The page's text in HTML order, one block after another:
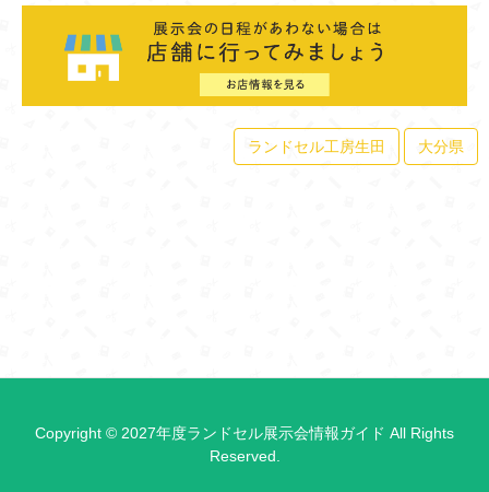
ランドセル工房生田 大分県
Copyright © 2027年度ランドセル展示会情報ガイド All Rights
Reserved.